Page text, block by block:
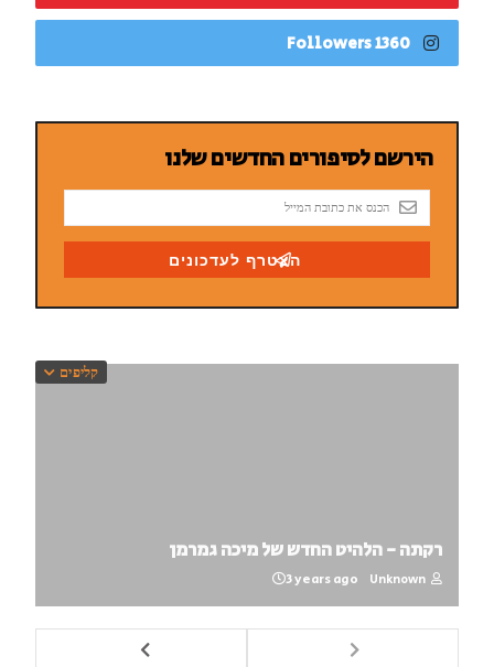
1360 Followers
קליפים
רקתה - הלהיט החדש של מיכה גמרמן
Unknown
3 years ago